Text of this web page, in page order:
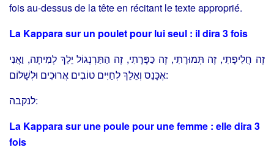
fois au-dessus de la tête en récitant le texte approprié.
La Kappara sur un poulet pour lui seul : il dira 3 fois
זֶה חֲלִיפָתִי, זֶה תְּמוּרָתִי, זֶה כַּפָּרָתִי, זֶה הַתַּרְנְגוֹל יֵלֵךְ לְמִיתָה, וַאֲנִי
אֶכָּנֵס וְאֵלֵךְ לְחַיִּים טוֹבִים אֲרוּכִים וּלְשָׁלוֹם:
לנקבה:
La Kappara sur une poule pour une femme : elle dira 3
fois